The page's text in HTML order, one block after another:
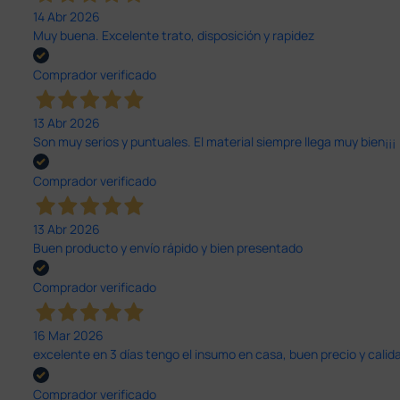
14 Abr 2026
Muy buena. Excelente trato, disposición y rapidez
Comprador verificado
13 Abr 2026
Son muy serios y puntuales. El material siempre llega muy bien¡¡¡
Comprador verificado
13 Abr 2026
Buen producto y envío rápido y bien presentado
Comprador verificado
16 Mar 2026
excelente en 3 días tengo el insumo en casa, buen precio y
Comprador verificado